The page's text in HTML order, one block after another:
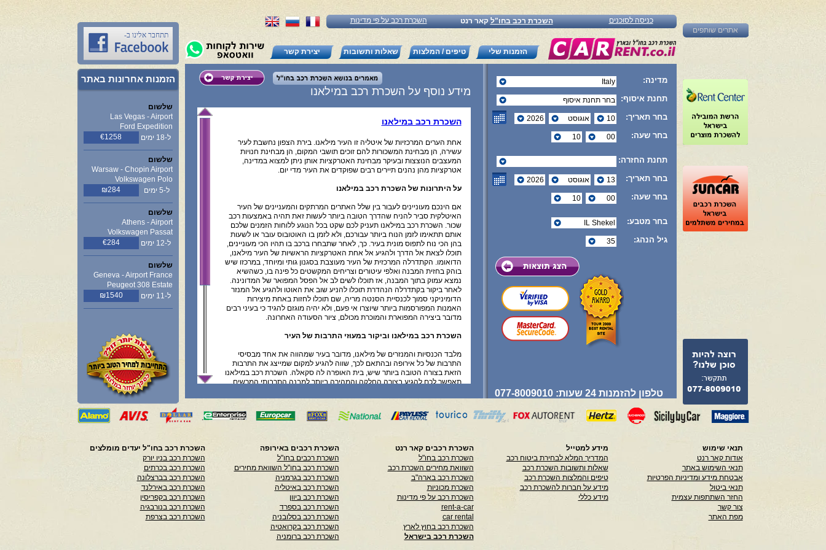
תתחבר אלינו ב-
הזמנות אחרונות באתר
שלשום
Las Vegas - Airport
Ford Expedition
€1258
ל-18 ימים
שלשום
Warsaw - Chopin Airport
Volkswagen Polo
₪284
ל-5 ימים
שלשום
Athens - Airport
Volkswagen Passat
€284
ל-12 ימים
שלשום
Geneva - Airport France
Peugeot 308 Estate
₪1540
ל-11 ימים
השכרת רכב על פי מדינות השכרת רכב בחו"לקאר רנט כניסה לסוכנים
הזמנות שלי טיפים / המלצות שאלות ותשובות יצירת קשר
מידע נוסף על השכרת רכב במילאנו
השכרת רכב במילאנו
אחת הערים המרכזיות של איטליה זו העיר מילאנו. בירת הצפון נחשבת לעיר
עשירה, הן מבחינת המשכורות להם זוכים תושבי המקום, הן מבחינת חנויות
המעצבים הנוצצות ובעיקר מבחינת האטרקציות אותן ניתן למצוא במדינה,
אטרקציות מהן נהנים תיירים רבים שפוקדים את העיר מדי יום.
על היתרונות של השכרת רכב במילאנו
אם הינכם מעוניינים לעבור בין שלל האתרים המרתקים והמעניינים של העיר
האיטלקית סביר להניח שהדרך הטובה ביותר לעשות זאת תהיה באמצעות רכב
שכור. השכרת רכב במילאנו תעניק לכם שקט בכל הנוגע ללוחות הזמנים שלכם
אותם תתאימו לזמן הנוח ביותר עבורכם, ולא לזמן בו האוטובוס עובר או לשעות
בהן הכי נוח לתפוס מונית בעיר. כך, לאחר שתבחרו ברכב בו תהיו הכי מעוניינים,
תוכלו לצאת אל הדרך ולהגיע אל אחת האטרקציות הראשיות של העיר מילאנו,
הדואומו. הקתדרלה המרכזית של העיר מעוצבת בסגנון גותי ומיוחד, במרכזו שיש
בוהק בחזית המבנה ואלפי עיטורים וצריחים המקשטים כל פינה בו, כשהשיא
נמצא עמוק בתוך המבנה, אז תוכלו לשים לב אל הפסל המפואר של המדונינה.
לאחר ביקור בקתדרלה הנהדרת תוכלו להניע שוב את האוטו ולהגיע אל המנזר
הדומיניקני סמוך לכנסיית הסנטה מריה, שם תוכלו לחזות באחת מיצירות
האמנות המפורסמות ביותר שיוצרו אי פעם, ולא יהיה מוגזם להגיד כי בעיני רבים
מדובר ביצירה המפוארת והמוכרת מכולם, ציור הסעודה האחרונה.
השכרת רכב במילאנו וביקור במעוזי התרבות של העיר
מלבד הכנסיות והמנזרים של מילאנו, מדובר בעיר שמהווה את אחד מבסיסי
התרבות של כל אירופה ובהתאם לכך, שווה להגיע למקום שמייצג את התרבות
הזאת בצורה הטובה ביותר שיש, בית האופרה לה סקאלה. השכרת רכב במילאנו
תאפשר לכם להגיע בצורה החלקה והמהירה ביותר למבנה התרבותי המרשים
המוכר והאהוב כל כך על התיירים ועל התושבים המקומיים של מילאנו כאחד. אם
תהיו מעוניינים לצרוך עוד קצת תרבות, הקסטלו ספורצסקו הינו מתחם בו תוכלו
לבקר במספר מוזיאונים, כשהמרכזי ביותר מבינם יהיה המוזיאון לאמנות עתיקה
קרא עוד
כל המידע המפורט כאן בהמשך, לרבות בנוגע לביצוע, שינוי וביטול הזמנות, הינו
בכפוף לתנאי השימוש ותקנון האתר וכן בכפוף לאישורו ולתנאי התקשרות עם
ספק רלוונטי. למעט ההפניה למחלקת הלקוחות שלנו אין לראות במדיע המפורט
בהמשך ייעוץ או הוראה לפעולה, הינו מידע התחלתי כללי בלבד, אנו לא נושאים
באחריות כלשהי לדיוקו או שלמותו והשימוש במדיע זה הינו על אחריות המשתמש
בלבד.
מדינה:
תחנת איסוף:
בחר תאריך:
בחר שעה:
תחנת החזרה:
בחר תאריך:
בחר שעה:
בחר מטבע:
גיל הנהג:
טלפון להזמנות 24 שעות: 077-8009010
אתרים שותפים
תנאי שימוש
אודות קאר רנט
תנאי השימוש באתר
אבטחת מידע ומדיניות הפרטיות
תנאי ביטול
החזר השתתפות עצמית
צור קשר
מפת האתר
מידע למטייל
המדריך המלא לבחירת ביטוח רכב
שאלות ותשובות השכרת רכב
טיפים והמלצות השכרת רכב
מידע על חברות להשכרת רכב
מידע כללי
השכרת רכבים קאר רנט
השכרת רכב בחו"ל
השוואת מחירים השכרת רכב
השכרת רכב בארה"ב
השכרת מכוניות
השכרת רכב על פי מדינות
rent-a-car
car rental
השכרת רכב בחוץ לארץ
השכרת רכב בישראל
השכרת רכבים באירופה
השכרת רכבים בחו"ל
השכרת רכב בחו"ל השוואת מחירים
השכרת רכב בגרמניה
השכרת רכב באיטליה
השכרת רכב ביוון
השכרת רכב בספרד
השכרת רכב בסלובניה
השכרת רכב בקרואטיה
השכרת רכב ברומניה
השכרת רכב בחו"ל יעדים מומלצים
השכרת רכב בניו יורק
השכרת רכב בכרתים
השכרת רכב בברצלונה
השכרת רכב באירלנד
השכרת רכב בקפריסין
השכרת רכב בנורבגיה
השכרת רכב בצרפת